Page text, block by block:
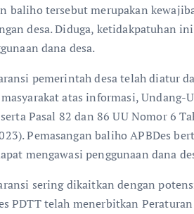
baliho tersebut merupakan
desa. Diduga, ketidakpatuhan
dana desa.
pemerintah desa telah diatur
atas informasi,
Pasal 82 dan 86 UU Nomor 6
Pemasangan baliho APBDes
mengawasi penggunaan dana
sering dikaitkan dengan
PDTT telah menerbitkan